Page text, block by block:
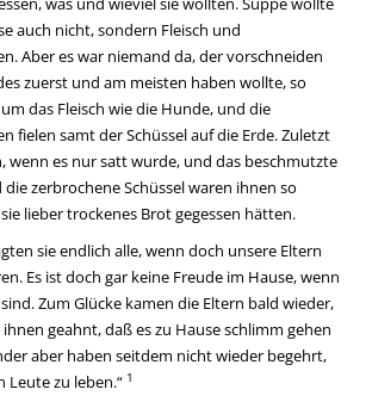
auch nicht, sondern Fleisch und
Aber es war niemand da, der vorschneiden
zuerst und am meisten haben wollte, so
das Fleisch wie die Hunde, und die
fielen samt der Schüssel auf die Erde. Zuletzt
wenn es nur satt wurde, und das beschmutzte
zerbrochene Schüssel waren ihnen so
lieber trockenes Brot gegessen hätten.
sie endlich alle, wenn doch unsere Eltern
Es ist doch gar keine Freude im Hause, wenn
Zum Glücke kamen die Eltern bald wieder,
geahnt, daß es zu Hause schlimm gehen
aber haben seitdem nicht wieder begehrt,
Leute zu leben.“ 1